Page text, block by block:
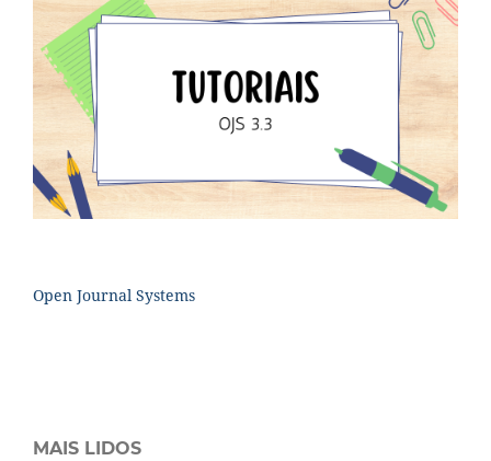
Open Journal Systems
MAIS LIDOS